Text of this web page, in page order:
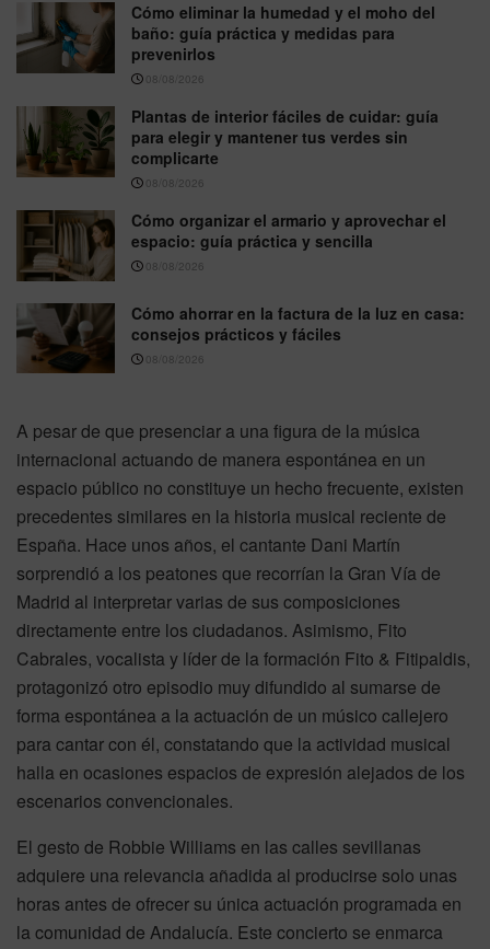
Cómo eliminar la humedad y el moho del
baño: guía práctica y medidas para
prevenirlos
08/08/2026
Plantas de interior fáciles de cuidar: guía
para elegir y mantener tus verdes sin
complicarte
08/08/2026
Cómo organizar el armario y aprovechar el
espacio: guía práctica y sencilla
08/08/2026
Cómo ahorrar en la factura de la luz en casa:
consejos prácticos y fáciles
08/08/2026
A pesar de que presenciar a una figura de la música
internacional actuando de manera espontánea en un
espacio público no constituye un hecho frecuente, existen
precedentes similares en la historia musical reciente de
España. Hace unos años, el cantante Dani Martín
sorprendió a los peatones que recorrían la Gran Vía de
Madrid al interpretar varias de sus composiciones
directamente entre los ciudadanos. Asimismo, Fito
Cabrales, vocalista y líder de la formación Fito & Fitipaldis,
protagonizó otro episodio muy difundido al sumarse de
forma espontánea a la actuación de un músico callejero
para cantar con él, constatando que la actividad musical
halla en ocasiones espacios de expresión alejados de los
escenarios convencionales.
El gesto de Robbie Williams en las calles sevillanas
adquiere una relevancia añadida al producirse solo unas
horas antes de ofrecer su única actuación programada en
la comunidad de Andalucía. Este concierto se enmarca